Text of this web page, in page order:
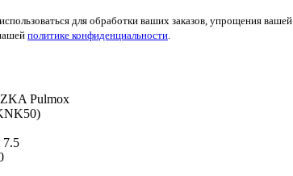
для обработки ваших заказов, упрощения
политике конфиденциальности.
Pulmox
7.5